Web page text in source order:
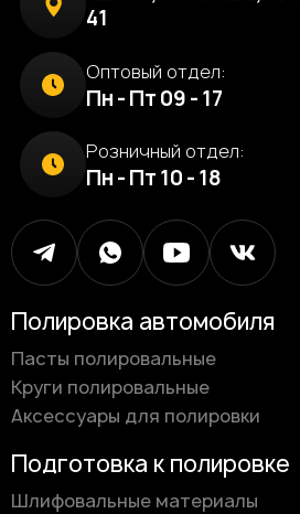
41
Оптовый отдел:
Пн - Пт 09 - 17
Розничный отдел:
Пн - Пт 10 - 18
Полировка автомобиля
Пасты полировальные
Круги полировальные
Аксессуары для полировки
Подготовка к полировке
Шлифовальные материалы